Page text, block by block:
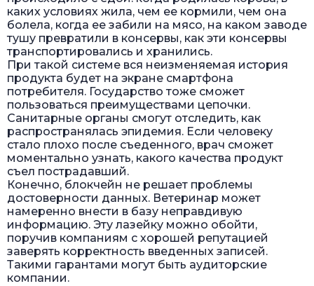
каких условиях жила, чем ее кормили, чем она
болела, когда ее забили на мясо, на каком заводе
тушу превратили в консервы, как эти консервы
транспортировались и хранились.
При такой системе вся неизменяемая история
продукта будет на экране смартфона
потребителя. Государство тоже сможет
пользоваться преимуществами цепочки.
Санитарные органы смогут отследить, как
распространялась эпидемия. Если человеку
стало плохо после съеденного, врач сможет
моментально узнать, какого качества продукт
съел пострадавший.
Конечно, блокчейн не решает проблемы
достоверности данных. Ветеринар может
намеренно внести в базу неправдивую
информацию. Эту лазейку можно обойти,
поручив компаниям с хорошей репутацией
заверять корректность введенных записей.
Такими гарантами могут быть аудиторские
компании.